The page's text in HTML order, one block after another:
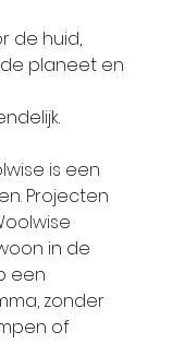
de huid,
planeet en
is een
Projecten
in de
een
zonder
of